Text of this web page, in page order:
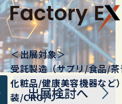
＜出展対象＞
受託製造（サプリ/食品/
化粧品/健康美容機器など
装 /CRO/リー…
出展検討へ